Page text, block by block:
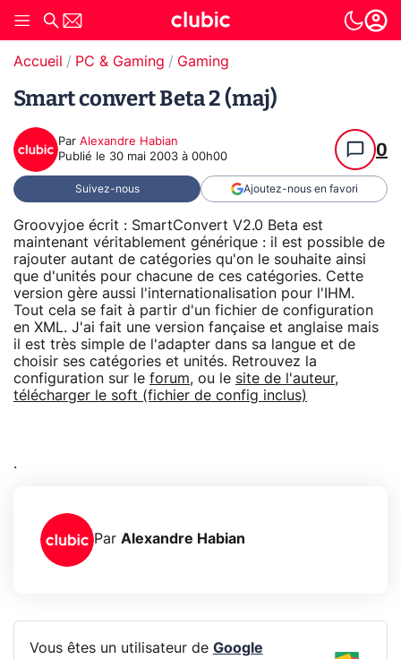
Accueil PC & Gaming Gaming
Smart convert Beta 2 (maj)
Par Alexandre Habian
Publié le 30 mai 2003 à 00h00 0
Suivez-nous Ajoutez-nous en favori
Groovyjoe écrit : SmartConvert V2.0 Beta est
maintenant véritablement générique : il est possible de
rajouter autant de catégories qu'on le souhaite ainsi
que d'unités pour chacune de ces catégories. Cette
version gère aussi l'internationalisation pour l'IHM.
Tout cela se fait à partir d'un fichier de configuration
en XML. J'ai fait une version fançaise et anglaise mais
il est très simple de l'adapter dans sa langue et de
choisir ses catégories et unités. Retrouvez la
configuration sur le forum, ou le site de l'auteur,
télécharger le soft (fichier de config inclus)
.
Par Alexandre Habian
Vous êtes un utilisateur de Google